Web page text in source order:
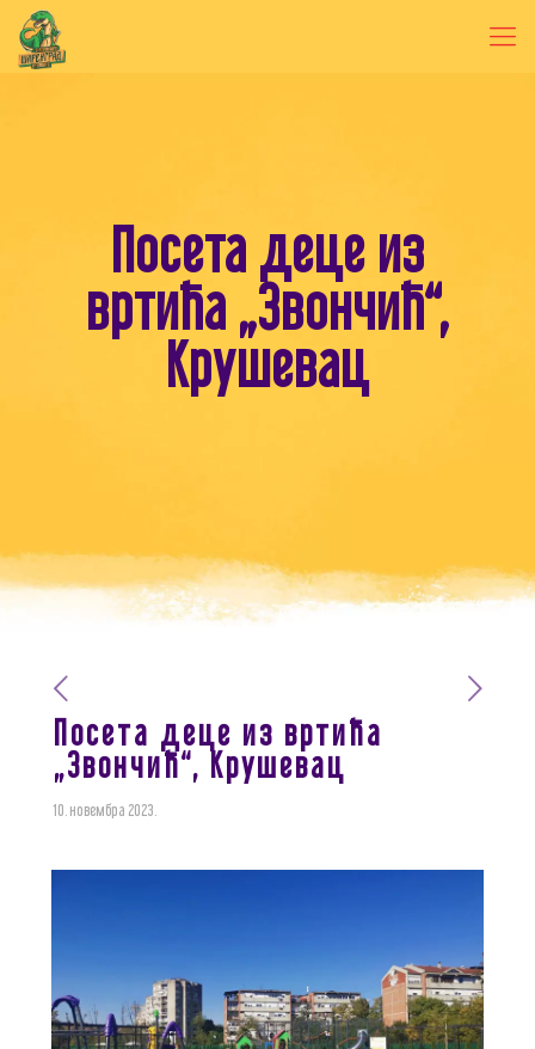
Посета деце из
вртића „Звончић“,
Крушевац
Посета деце из вртића
„Звончић“, Крушевац
10. новембра 2023.